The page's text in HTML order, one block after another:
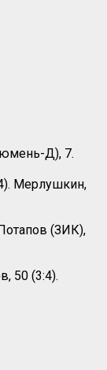
Д), 7.
Мерлушкин,
(ЗИК),
50 (3:4).